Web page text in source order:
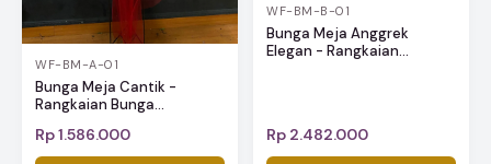
WF-BM-A-01
Bunga Meja Cantik -
Rangkaian Bunga...
Rp 1.586.000
WF-BM-B-01
Bunga Meja Anggrek
Elegan - Rangkaian...
Rp 2.482.000